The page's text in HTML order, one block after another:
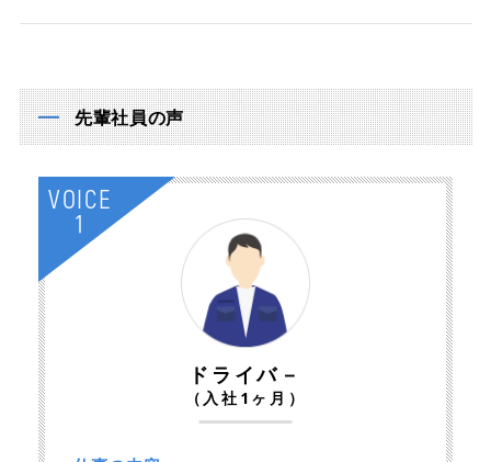
先輩社員の声
VOICE
1
ドライバ－
（入社1ヶ月）